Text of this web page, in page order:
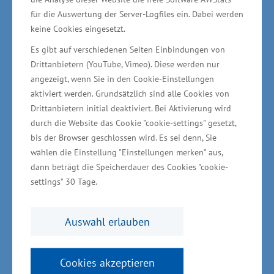
für die Auswertung der Server-Logfiles ein. Dabei werden
keine Cookies eingesetzt.
Es gibt auf verschiedenen Seiten Einbindungen von
Drittanbietern (YouTube, Vimeo). Diese werden nur
angezeigt, wenn Sie in den Cookie-Einstellungen
aktiviert werden. Grundsätzlich sind alle Cookies von
Drittanbietern initial deaktiviert. Bei Aktivierung wird
durch die Website das Cookie "cookie-settings" gesetzt,
bis der Browser geschlossen wird. Es sei denn, Sie
wählen die Einstellung "Einstellungen merken" aus,
dann beträgt die Speicherdauer des Cookies "cookie-
settings" 30 Tage.
Auswahl erlauben
Cookies akzeptieren
Arbeitsmarktes in der Tourismusbranche
(insbesondere Gastronomie). In den Landkreisen
Police und Vorpommern-Greifswald wird dafür
ein gemeinsames Ausbildungsprogramm für
gastronomische Berufe etabliert, welches nach
dem Ende des Projekts langfristig weitergeführt
werden soll. Ziel ist es, in den Folgejahren eine
hohe Anzahl von Schülerinnen und Schüler zu
erreichen. Die Kammern und das Ministerium für
Bildung und Kindertagesförderung in
Umsetzung und Verstetigung des Projekts
kooperieren.